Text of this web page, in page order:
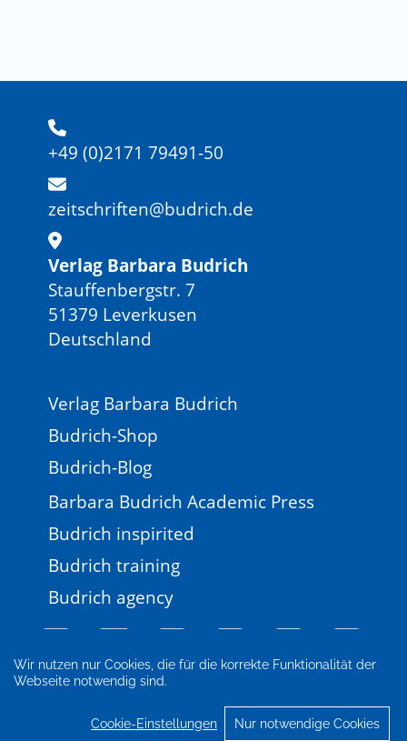
Wir nutzen nur Cookies, die für die korrekte Funktionalität der
Webseite notwendig sind.
Cookie-Einstellungen Nur notwendige Cookies
+49 (0)2171 79491-50
zeitschriften@budrich.de
Verlag Barbara Budrich
Stauffenbergstr. 7
51379 Leverkusen
Deutschland
Verlag Barbara Budrich
Budrich-Shop
Budrich-Blog
Barbara Budrich Academic Press
Budrich inspirited
Budrich training
Budrich agency
Impressum
Datenschutz
Cookie-Einstellungen